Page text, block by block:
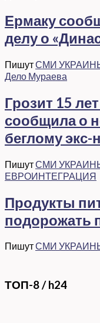
Ермаку
делу о
ПишутСМИ
Дело Мураева
Грозит 15
сообщила о
беглому
ПишутСМИ
ЕВРОИНТЕГРАЦИЯ
Продукты
подорожать
ПишутСМИ
ТОП-8 / h24